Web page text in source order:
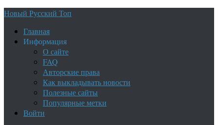
Новый Русский Топ
Главная
Информация
О сайте
FAQ
Авторские права
Как выкладывать новости
Полезные сайты
Популярные метки
Войти